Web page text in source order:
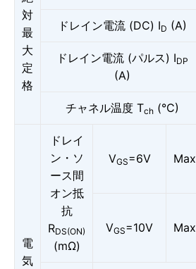
対
最
大
定
格
ドレイン電流 (DC) ID (A)
ドレイン電流 (パルス) IDP
(A)
チャネル温度 Tch(°C)
電
気
ドレイ
ン・ソ
ース間
オン抵
抗
RDS(ON)
(mΩ)
VGS=6V Max
VGS=10V Max